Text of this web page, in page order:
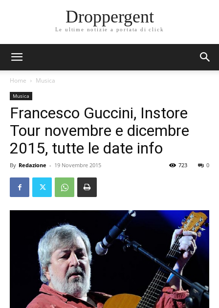
Droppergent
Le ultime notizie a portata di click
Home Musica
Musica
Francesco Guccini, Instore
Tour novembre e dicembre
2015, tutte le date info
By Redazione - 19 Novembre 2015 0
723